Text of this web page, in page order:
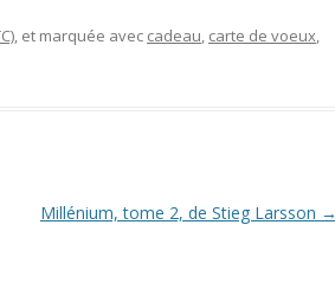
, et marquée avec cadeau, carte de voeux,
Millénium, tome 2, de Stieg Larsson →